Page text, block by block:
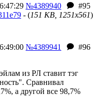
№4389940
#95
- (151 KB, 1251x561)
№4389941
#96
из РЛ ставит тэг
Сравнивал
а другой все 98,7%